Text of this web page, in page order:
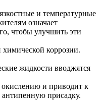
и температурные
означает
чтобы улучшить эти
коррозии.
жидкости вводжятся
окислению и приводит к
присадку.